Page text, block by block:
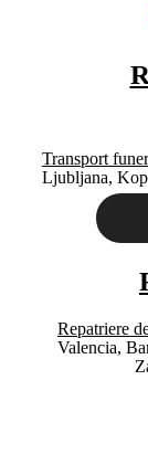
Transport
Ljubljana,
Repatriere
Valencia,